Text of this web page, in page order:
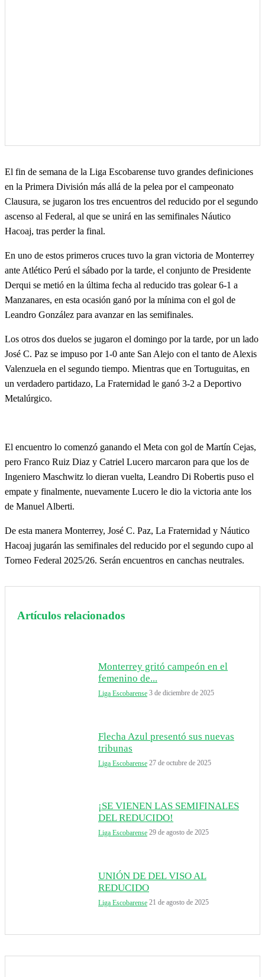
El fin de semana de la Liga Escobarense tuvo grandes definiciones
en la Primera División más allá de la pelea por el campeonato
Clausura, se jugaron los tres encuentros del reducido por el segundo
ascenso al Federal, al que se unirá en las semifinales Náutico
Hacoaj, tras perder la final.
En uno de estos primeros cruces tuvo la gran victoria de Monterrey
ante Atlético Perú el sábado por la tarde, el conjunto de Presidente
Derqui se metió en la última fecha al reducido tras golear 6-1 a
Manzanares, en esta ocasión ganó por la mínima con el gol de
Leandro González para avanzar en las semifinales.
Los otros dos duelos se jugaron el domingo por la tarde, por un lado
José C. Paz se impuso por 1-0 ante San Alejo con el tanto de Alexis
Valenzuela en el segundo tiempo. Mientras que en Tortuguitas, en
un verdadero partidazo, La Fraternidad le ganó 3-2 a Deportivo
Metalúrgico.
El encuentro lo comenzó ganando el Meta con gol de Martín Cejas,
pero Franco Ruiz Diaz y Catriel Lucero marcaron para que los de
Ingeniero Maschwitz lo dieran vuelta, Leandro Di Robertis puso el
empate y finalmente, nuevamente Lucero le dio la victoria ante los
de Manuel Alberti.
De esta manera Monterrey, José C. Paz, La Fraternidad y Náutico
Hacoaj jugarán las semifinales del reducido por el segundo cupo al
Torneo Federal 2025/26. Serán encuentros en canchas neutrales.
Artículos relacionados
Monterrey gritó campeón en el
femenino de...
Liga Escobarense 3 de diciembre de 2025
Flecha Azul presentó sus nuevas
tribunas
Liga Escobarense 27 de octubre de 2025
¡SE VIENEN LAS SEMIFINALES
DEL REDUCIDO!
Liga Escobarense 29 de agosto de 2025
UNIÓN DE DEL VISO AL
REDUCIDO
Liga Escobarense 21 de agosto de 2025